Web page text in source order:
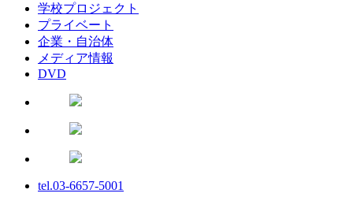
学校プロジェクト
プライベート
企業・自治体
メディア情報
DVD
tel.03-6657-5001